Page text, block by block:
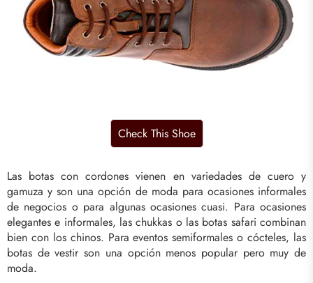
Las botas con cordones vienen en variedades de cuero y
gamuza y son una opción de moda para ocasiones informales
de negocios o para algunas ocasiones cuasi. Para ocasiones
elegantes e informales, las chukkas o las botas safari combinan
bien con los chinos. Para eventos semiformales o cócteles, las
botas de vestir son una opción menos popular pero muy de
moda.